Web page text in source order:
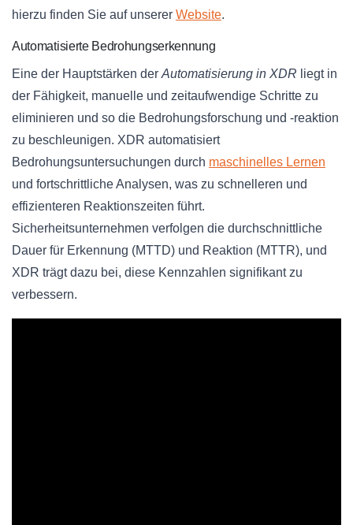
hierzu finden Sie auf unserer Website.
Automatisierte Bedrohungserkennung
Eine der Hauptstärken der Automatisierung in XDR liegt in
der Fähigkeit, manuelle und zeitaufwendige Schritte zu
eliminieren und so die Bedrohungsforschung und -reaktion
zu beschleunigen. XDR automatisiert
Bedrohungsuntersuchungen durch maschinelles Lernen
und fortschrittliche Analysen, was zu schnelleren und
effizienteren Reaktionszeiten führt.
Sicherheitsunternehmen verfolgen die durchschnittliche
Dauer für Erkennung (MTTD) und Reaktion (MTTR), und
XDR trägt dazu bei, diese Kennzahlen signifikant zu
verbessern.